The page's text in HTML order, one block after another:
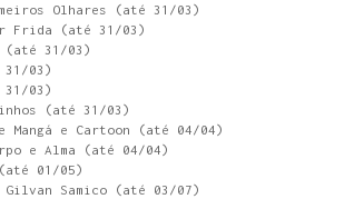
Olhares (até 31/03)
Frida (até 31/03)
(até 31/03)
31/03)
03)
(até 31/03)
Mangá e Cartoon (até 04/04)
e Alma (até 04/04)
01/05)
Gilvan Samico (até 03/07)